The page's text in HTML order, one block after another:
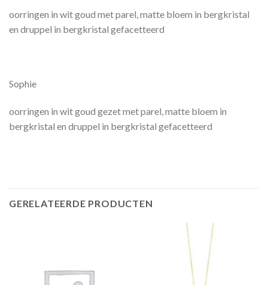
oorringen in wit goud met parel, matte bloem in bergkristal
en druppel in bergkristal gefacetteerd
Sophie
oorringen in wit goud gezet met parel, matte bloem in
bergkristal en druppel in bergkristal gefacetteerd
GERELATEERDE PRODUCTEN